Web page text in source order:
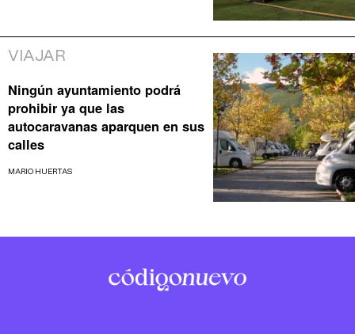
VIAJAR
Ningún ayuntamiento podrá
prohibir ya que las
autocaravanas aparquen en sus
calles
MARIO HUERTAS